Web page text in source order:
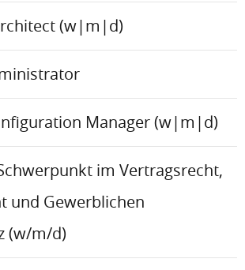
(w|m|d)
Manager (w|m|d)
im Vertragsrecht,
und Gewerblichen
(w/m/d)